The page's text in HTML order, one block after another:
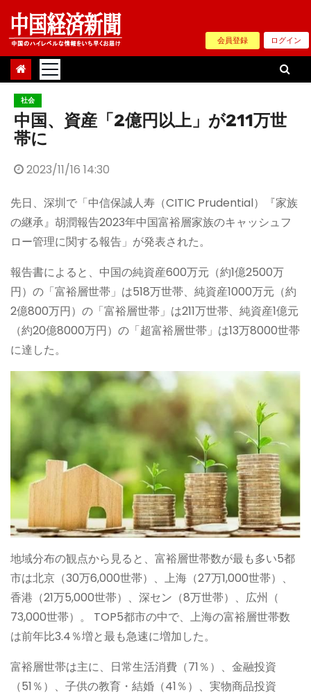
Skip
content
会員登録 ログイン
社会
中国、資産「2億円以上」が211万世
帯に
2023/11/16 14:30
先日、深圳で「中信保誠人寿（CITIC Prudential）『家族
の継承』胡潤報告2023年中国富裕層家族のキャッシュフ
ロー管理に関する報告」が発表された。
報告書によると、中国の純資産600万元（約1億2500万
円）の「富裕層世帯」は518万世帯、純資産1000万元（約
2億800万円）の「富裕層世帯」は211万世帯、純資産1億元
（約20億8000万円）の「超富裕層世帯」は13万8000世帯
に達した。
地域分布の観点から見ると、富裕層世帯数が最も多い5都
市は北京（30万6,000世帯）、上海（27万1,000世帯）、
香港（21万5,000世帯）、深セン（8万世帯）、広州（
73,000世帯）。 TOP5都市の中で、上海の富裕層世帯数
は前年比3.4％増と最も急速に増加した。
富裕層世帯は主に、日常生活消費（71％）、金融投資
（51％）、子供の教育・結婚（41％）、実物商品投資